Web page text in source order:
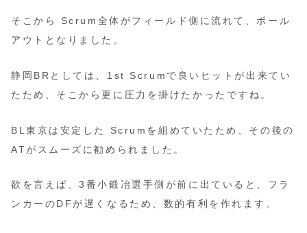
そこから Scrum全体がフィールド側に流れて、ボール
アウトとなりました。
静岡BRとしては、1st Scrumで良いヒットが出来てい
たため、そこから更に圧力を掛けたかったですね。
BL東京は安定した Scrumを組めていたため、その後の
ATがスムーズに勧められました。
欲を言えば、3番小鍛冶選手側が前に出ていると、フラ
ンカーのDFが遅くなるため、数的有利を作れます。